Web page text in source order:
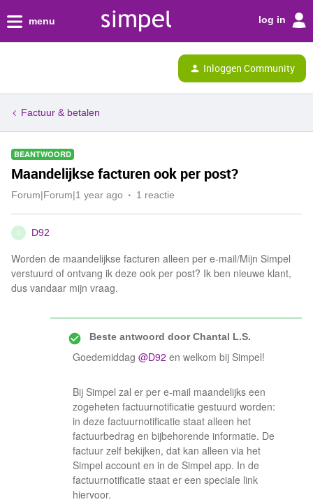
menu log in
Inloggen Community
Factuur & betalen
BEANTWOORD
Maandelijkse facturen ook per post?
Forum|Forum|1 year ago 1 reactie
D D92
Worden de maandelijkse facturen alleen per e-mail/Mijn Simpel
verstuurd of ontvang ik deze ook per post? Ik ben nieuwe klant,
dus vandaar mijn vraag.
Beste antwoord doorChantal L.S.
Goedemiddag ​ @D92 en welkom bij Simpel!
Bij Simpel zal er per e-mail maandelijks een
zogeheten factuurnotificatie gestuurd worden:
in deze factuurnotificatie staat alleen het
factuurbedrag en bijbehorende informatie. De
factuur zelf bekijken, dat kan alleen via het
Simpel account en in de Simpel app. In de
factuurnotificatie staat er een speciale link
hiervoor.